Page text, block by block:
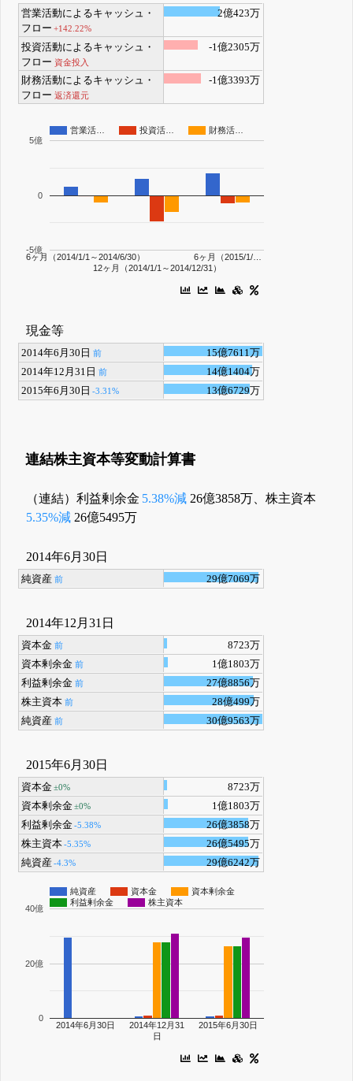
営業活動によるキャッシュ・
フロー +142.22%
2億423万
投資活動によるキャッシュ・
フロー 資金投入
-1億2305万
財務活動によるキャッシュ・
フロー 返済還元
-1億3393万
営業活… 投資活… 財務活…
6ヶ月（2014/1/1～2014/6/30）
12ヶ月（2014/1/1～2014/12/31）
6ヶ月（2015/1/…
-5億
0
5億
現金等
2014年6月30日 前
15億7611万
2014年12月31日 前
14億1404万
2015年6月30日 -3.31% 13億6729万
連結株主資本等変動計算書
（連結）利益剰余金 5.38%減 26億3858万、株主資本
5.35%減 26億5495万
2014年6月30日
純資産 前 29億7069万
2014年12月31日
資本金 前
8723万
資本剰余金 前
1億1803万
利益剰余金 前
27億8856万
株主資本 前
28億499万
純資産 前 30億9563万
2015年6月30日
資本金±0%
8723万
資本剰余金±0%
1億1803万
利益剰余金-5.38%
26億3858万
株主資本-5.35%
26億5495万
純資産-4.3% 29億6242万
純資産 資本金
資本剰余金
利益剰余金
株主資本
2014年6月30日
2014年12月31
日
2015年6月30日
0
20億
40億